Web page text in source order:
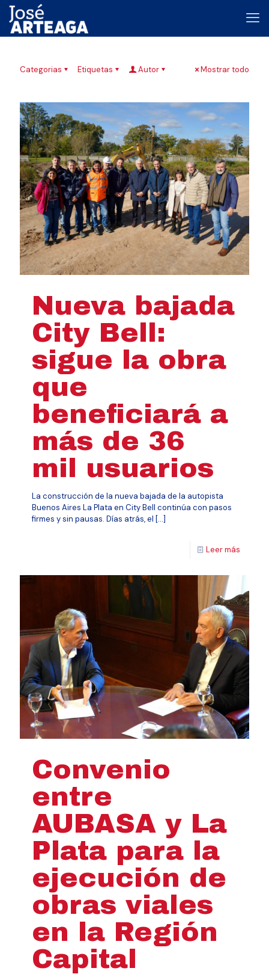
Categorias Etiquetas Autor Mostrar todo
Nueva bajada
City Bell:
sigue la obra
que
beneficiará a
más de 36
mil usuarios
La construcción de la nueva bajada de la autopista
Buenos Aires La Plata en City Bell continúa con pasos
firmes y sin pausas. Días atrás, el […]
Leer más
Convenio
entre
AUBASA y La
Plata para la
ejecución de
obras viales
en la Región
Capital